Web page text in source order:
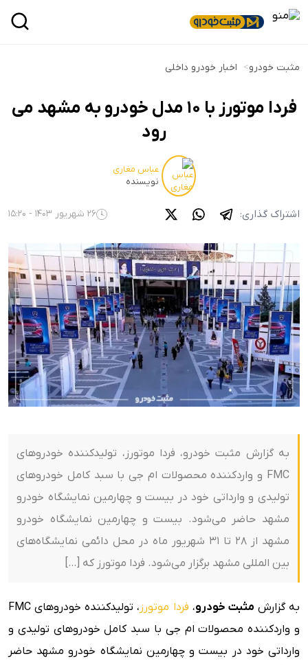
مثبت خودرو> اخبار خودرو داخلی
فردا موتورز با 10 مدل خودرو به مشهد می
رود
عباس مغاری
نویسنده
اشتراک گذاری: 26 شهریور 1403 - 15:20
به گزارش مثبت خودرو، فردا موتورز، تولیدکننده خودروهای
FMC و واردکننده محصولات ام جی با سبد کامل خودروهای
تولیدی و وارداتی خود در بیست و چهارمین نمایشگاه خودرو
مشهد حاضر می‌شود. بیست و چهارمین نمایشگاه خودرو
مشهد از ۲۸ تا ۳۱ شهریور ماه در محل دائمی نمایشگاه‌های
بین المللی مشهد برگزار می‌شود. فردا موتورز که […]
به گزارش مثبت خودرو، فردا موتورز
، تولیدکننده خودروهای FMC
و واردکننده محصولات ام جی با سبد کامل خودروهای تولیدی و
وارداتی خود در بیست و چهارمین نمایشگاه خودرو مشهد حاضر